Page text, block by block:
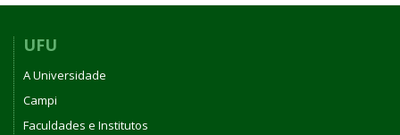
UFU
A Universidade
Campi
Faculdades e Institutos